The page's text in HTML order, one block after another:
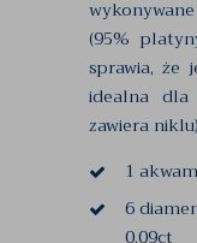
(95%
sprawia, że
idealna
zawiera
1
6
0,09ct